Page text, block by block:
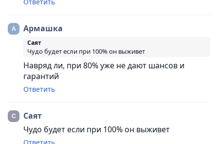
Армашка
Саят
Чудо будет если при 100% он выживет
Навряд ли, при 80% уже не дают шансов и
гарантий
Ответить
Саят
Чудо будет если при 100% он выживет